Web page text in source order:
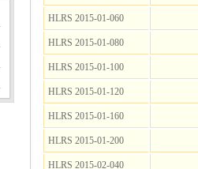
HLRS 2015-01-060
HLRS 2015-01-080
HLRS 2015-01-100
HLRS 2015-01-120
HLRS 2015-01-160
HLRS 2015-01-200
HLRS 2015-02-040